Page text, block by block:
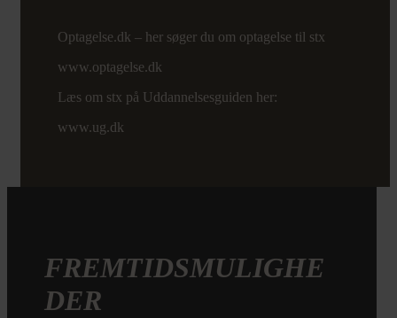
Optagelse.dk – her søger du om optagelse til stx
www.optagelse.dk
Læs om stx på Uddannelsesguiden her:
www.ug.dk
FREMTIDSMULIGHE
DER